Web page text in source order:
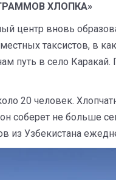
ХЛОПКА»
центр вновь
таксистов, в
путь в село
20 человек.
соберет не больше
из Узбекистана